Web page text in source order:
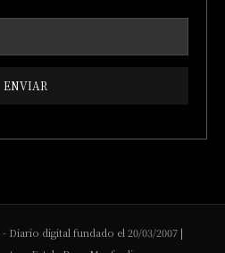
ENVIAR
Diario digital fundado el 20/03/2007 |